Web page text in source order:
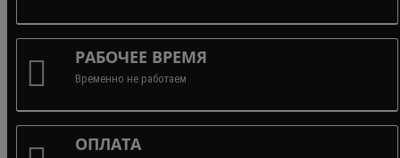
РАБОЧЕЕ ВРЕМЯ
Временно не работаем
ОПЛАТА